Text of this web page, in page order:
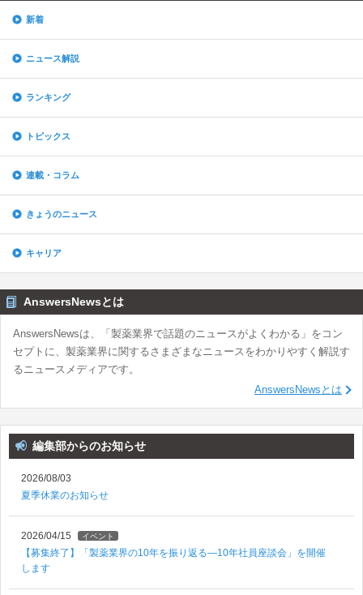
新着
ニュース解説
ランキング
トピックス
連載・コラム
きょうのニュース
キャリア
AnswersNewsとは
AnswersNewsは、「製薬業界で話題のニュースがよくわかる」をコン
セプトに、製薬業界に関するさまざまなニュースをわかりやすく解説す
るニュースメディアです。
AnswersNewsとは
編集部からのお知らせ
2026/08/03
夏季休業のお知らせ
2026/04/15 イベント
【募集終了】「製薬業界の10年を振り返る―10年社員座談会」を開催
します